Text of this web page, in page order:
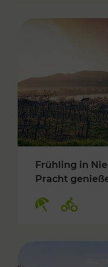
Frühling in
Pracht